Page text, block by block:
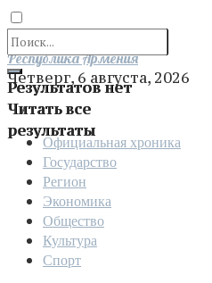
Результатов нет
Читать все
результаты
Отправить
Республика Армения
Четверг, 6 августа, 2026
Официальная хроника
Государство
Регион
Экономика
Общество
Культура
Спорт